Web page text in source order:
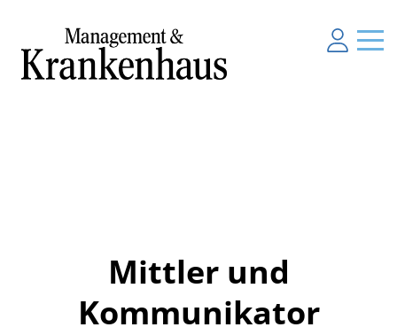
Mittler und
Kommunikator